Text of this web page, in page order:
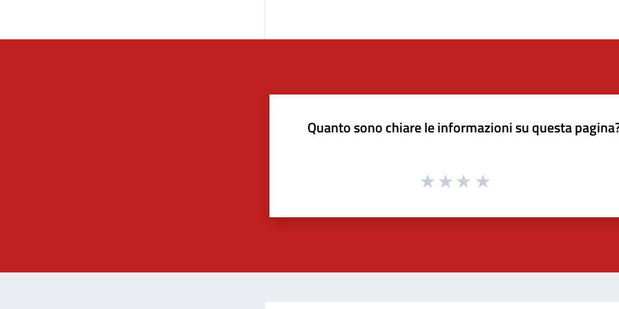
Quanto sono chiare le informazioni su questa